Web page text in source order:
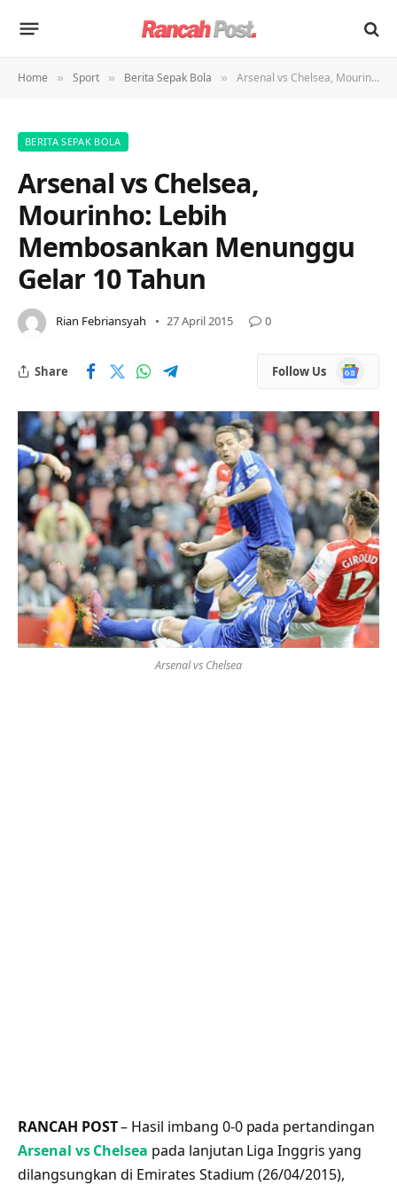
Home » Sport » Berita Sepak Bola » Arsenal vs Chelsea, Mourinho: Lebih Membosankan Menunggu Gelar 10 Tahun
BERITA SEPAK BOLA
Arsenal vs Chelsea,
Mourinho: Lebih
Membosankan Menunggu
Gelar 10 Tahun
Rian Febriansyah 27 April 2015 0
Share Follow Us
Google
News
Arsenal vs Chelsea
RANCAH POST– Hasil imbang 0-0 pada pertandingan
Arsenal vs Chelsea pada lanjutan Liga Inggris yang
dilangsungkan di Emirates Stadium (26/04/2015),